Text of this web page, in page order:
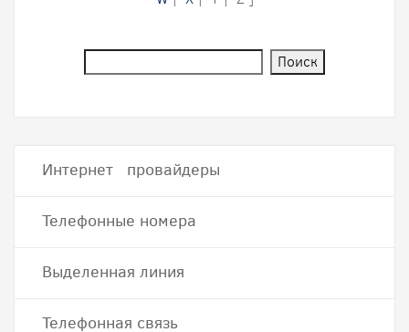
Интернет провайдеры
Телефонные номера
Выделенная линия
Телефонная связь